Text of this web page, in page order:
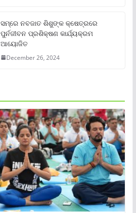
ସମ୍‌ରେ ନବଜାତ ଶିଶୁଙ୍କ କ୍ଷେତ୍ରରେ
ପୁର୍ନଜୀବନ ପ୍ରଶିକ୍ଷଣ କାର୍ଯ୍ୟକ୍ରମ
ଆୟୋଜିତ
December 26, 2024